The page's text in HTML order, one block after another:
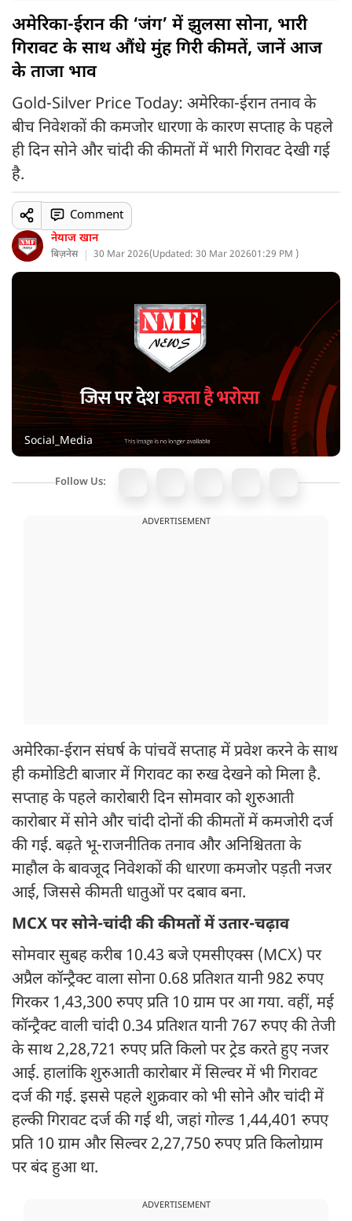
अमेरिका-ईरान की ‘जंग’ में झुलसा सोना, भारी
गिरावट के साथ औंधे मुंह गिरी कीमतें, जानें आज
के ताजा भाव
Gold-Silver Price Today: अमेरिका-ईरान तनाव के
बीच निवेशकों की कमजोर धारणा के कारण सप्ताह के पहले
ही दिन सोने और चांदी की कीमतों में भारी गिरावट देखी गई
है.
नेयाज खान
बिज़नेस 30 Mar 2026(Updated: 30 Mar 202601:29 PM )
Comment
Social_Media
Follow Us:
ADVERTISEMENT
अमेरिका-ईरान संघर्ष के पांचवें सप्ताह में प्रवेश करने के साथ
ही कमोडिटी बाजार में गिरावट का रुख देखने को मिला है.
सप्ताह के पहले कारोबारी दिन सोमवार को शुरुआती
कारोबार में सोने और चांदी दोनों की कीमतों में कमजोरी दर्ज
की गई. बढ़ते भू-राजनीतिक तनाव और अनिश्चितता के
माहौल के बावजूद निवेशकों की धारणा कमजोर पड़ती नजर
आई, जिससे कीमती धातुओं पर दबाव बना.
MCX पर सोने-चांदी की कीमतों में उतार-चढ़ाव
सोमवार सुबह करीब 10.43 बजे एमसीएक्स (MCX) पर
अप्रैल कॉन्ट्रैक्ट वाला सोना 0.68 प्रतिशत यानी 982 रुपए
गिरकर 1,43,300 रुपए प्रति 10 ग्राम पर आ गया. वहीं, मई
कॉन्ट्रैक्ट वाली चांदी 0.34 प्रतिशत यानी 767 रुपए की तेजी
के साथ 2,28,721 रुपए प्रति किलो पर ट्रेड करते हुए नजर
आई. हालांकि शुरुआती कारोबार में सिल्वर में भी गिरावट
दर्ज की गई. इससे पहले शुक्रवार को भी सोने और चांदी में
हल्की गिरावट दर्ज की गई थी, जहां गोल्ड 1,44,401 रुपए
प्रति 10 ग्राम और सिल्वर 2,27,750 रुपए प्रति किलोग्राम
पर बंद हुआ था.
ADVERTISEMENT